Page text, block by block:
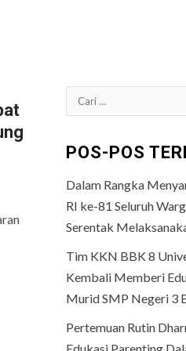
Cari
untuk:
POS-POS
Dalam Rangka
RI ke-81 Seluruh
Serentak
Tim KKN BBK 8
Kembali Memberi
Murid SMP Negeri 3
Pertemuan Rutin